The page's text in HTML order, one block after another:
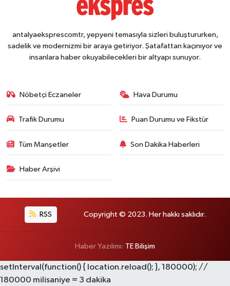
antalyaeksprescomtr, yepyeni temasıyla sizleri buluştururken,
sadelik ve modernizmi bir araya getiriyor. Şatafattan kaçınıyor ve
insanlara haber okuyabilecekleri bir altyapı sunuyor.
Nöbetçi Eczaneler Hava Durumu
Trafik Durumu Puan Durumu ve Fikstür
Tüm Manşetler Son Dakika Haberleri
Haber Arşivi
RSS Copyright © 2023. Her hakkı saklıdır.
Haber Yazılımı: TE Bilişim
setInterval(function() { location.reload(); }, 180000); //
180000 milisaniye = 3 dakika